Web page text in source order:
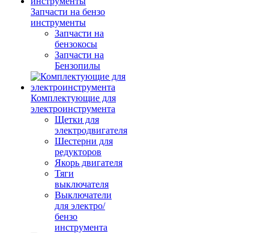
Запчасти на бензо
инструменты
Запчасти на
бензокосы
Запчасти на
Бензопилы
Комплектующие для
электроинструмента
Щетки для
электродвигателя
Шестерни для
редукторов
Якорь двигателя
Тяги
выключателя
Выключатели
для электро/
бензо
инструмента